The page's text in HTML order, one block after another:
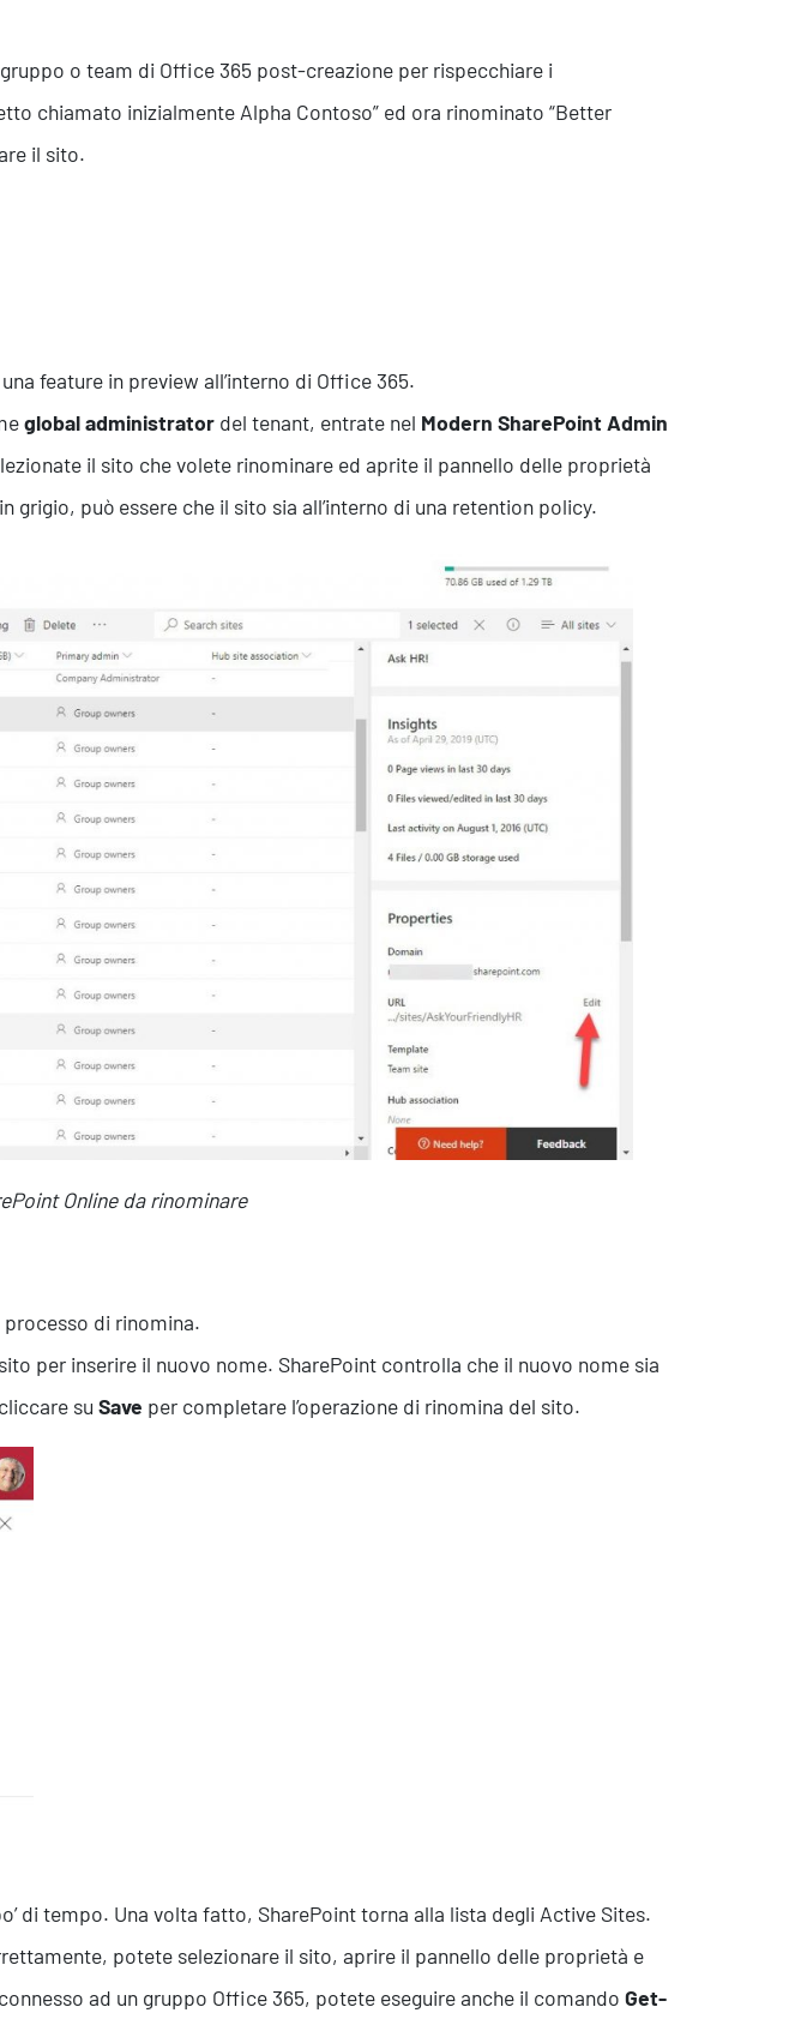
Contatti
o team di Office 365 post-creazione per rispecchiare i
chiamato inizialmente Alpha Contoso” ed ora rinominato “Better
il sito.
feature in preview all’interno di Office 365.
global administrator del tenant, entrate nel Modern SharePoint Admin
il sito che volete rinominare ed aprite il pannello delle proprietà
grigio, può essere che il sito sia all’interno di una retention policy.
Online da rinominare
processo di rinomina.
per inserire il nuovo nome. SharePoint controlla che il nuovo nome sia
su Save per completare l’operazione di rinomina del sito.
di tempo. Una volta fatto, SharePoint torna alla lista degli Active Sites.
potete selezionare il sito, aprire il pannello delle proprietà e
ad un gruppo Office 365, potete eseguire anche il comando Get-